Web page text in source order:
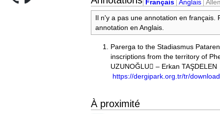
Français Anglais
Il n'y a pas une annotation en français.
annotation en Anglais.
Parerga to the Stadiasmus
inscriptions from the territory of
UZUNOĞLU – Erkan
https://dergipark.org.tr/tr/
À proximité